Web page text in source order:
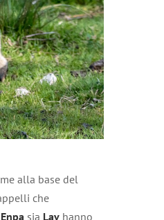
alla base del
che
Enpa sia Lav hanno